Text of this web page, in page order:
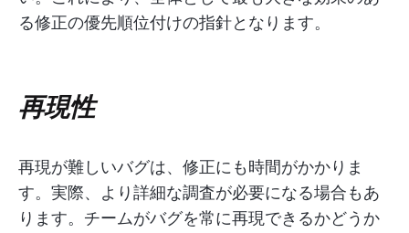
る修正の優先順位付けの指針となります。
再現性
再現が難しいバグは、修正にも時間がかかりま
す。実際、より詳細な調査が必要になる場合もあ
ります。チームがバグを常に再現できるかどうか